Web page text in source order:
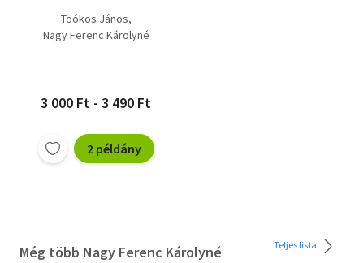
Toókos János
Nagy Ferenc Károlyné
3 000 Ft - 3 490 Ft
2 példány
Még több Nagy Ferenc Károlyné Teljes lista